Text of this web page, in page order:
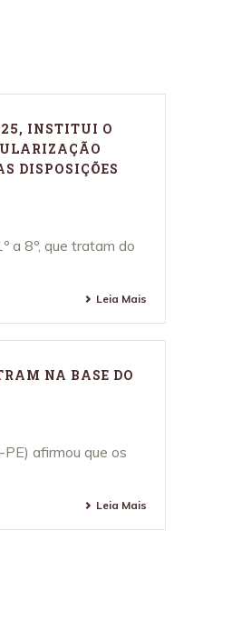
INSTITUI O
DISPOSIÇÕES
a 8º, que tratam do
Leia Mais
NA BASE DO
afirmou que os
Leia Mais